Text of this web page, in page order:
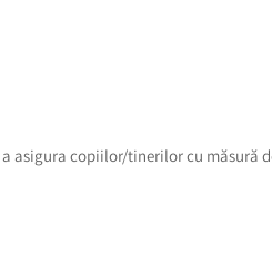
asigura copiilor/tinerilor cu